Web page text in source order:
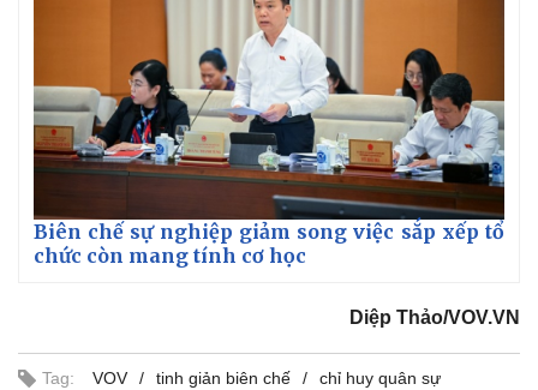
Biên chế sự nghiệp giảm song việc sắp xếp tổ
chức còn mang tính cơ học
Diệp Thảo/VOV.VN
Tag: VOV tinh giản biên chế chỉ huy quân sự